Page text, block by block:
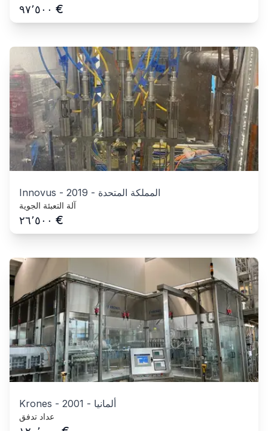
٩٧٬٥٠٠ €
Innovus - 2019 - المملكة المتحدة
آلة التعبئة الجوية
٢٦٬٥٠٠ €
Krones - 2001 - ألمانيا
عداد تدفق